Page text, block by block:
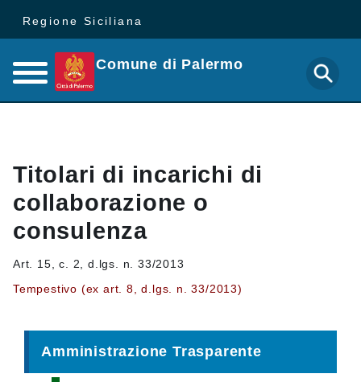
Regione Siciliana
Comune di Palermo
Titolari di incarichi di
collaborazione o
consulenza
Art. 15, c. 2, d.lgs. n. 33/2013
Tempestivo (ex art. 8, d.lgs. n. 33/2013)
Amministrazione Trasparente